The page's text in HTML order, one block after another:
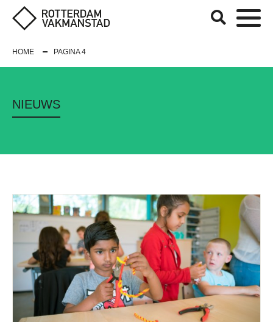
HOME PAGINA 4
NIEUWS